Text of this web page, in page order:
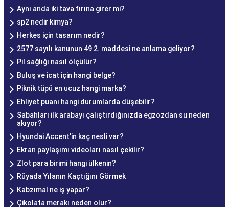
Aynı anda iki tava fırına girer mi?
sp2 nedir kimya?
Herkes için tasarım nedir?
2577 sayılı kanunun 49 2. maddesi ne anlama geliyor?
Pil sağlığı nasıl ölçülür?
Buluş ve icat için hangi belge?
Piknik tüpü en ucuz hangi marka?
Ehliyet puanı hangi durumlarda düşebilir?
Sabahları ilk arabayı çalıştırdığınızda egzozdan su neden
akıyor?
Hyundai Accent'in kaç nesli var?
Ekran paylaşımı videoları nasıl çekilir?
Zlot para birimi hangi ülkenin?
Rüyada Yılanın Kaçtığını Görmek
Kabzımal ne iş yapar?
Çikolata merakı neden olur?